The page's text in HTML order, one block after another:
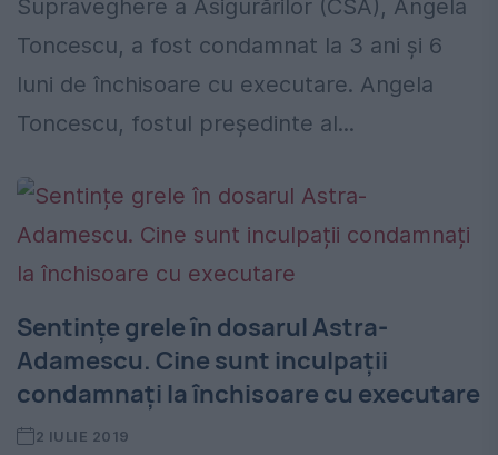
Supraveghere a Asigurărilor (CSA), Angela
Toncescu, a fost condamnat la 3 ani și 6
luni de închisoare cu executare. Angela
Toncescu, fostul președinte al...
Sentințe grele în dosarul Astra-
Adamescu. Cine sunt inculpații
condamnați la închisoare cu executare
2 IULIE 2019